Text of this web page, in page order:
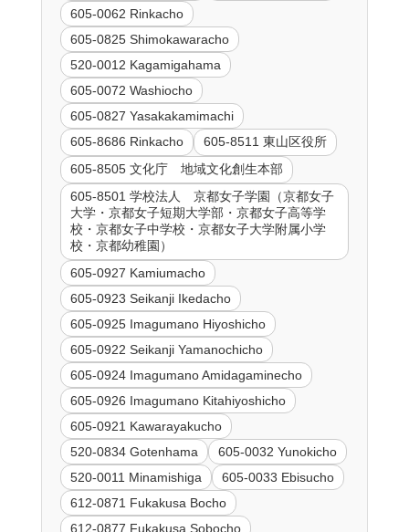
605-0062 Rinkacho
605-0825 Shimokawaracho
520-0012 Kagamigahama
605-0072 Washiocho
605-0827 Yasakakamimachi
605-8686 Rinkacho
605-8511 東山区役所
605-8505 文化庁 地域文化創生本部
605-8501 学校法人 京都女子学園（京都女子
大学・京都女子短期大学部・京都女子高等学
校・京都女子中学校・京都女子大学附属小学
校・京都幼稚園）
605-0927 Kamiumacho
605-0923 Seikanji Ikedacho
605-0925 Imagumano Hiyoshicho
605-0922 Seikanji Yamanochicho
605-0924 Imagumano Amidagaminecho
605-0926 Imagumano Kitahiyoshicho
605-0921 Kawarayakucho
520-0834 Gotenhama
605-0032 Yunokicho
520-0011 Minamishiga
605-0033 Ebisucho
612-0871 Fukakusa Bocho
612-0877 Fukakusa Sobocho